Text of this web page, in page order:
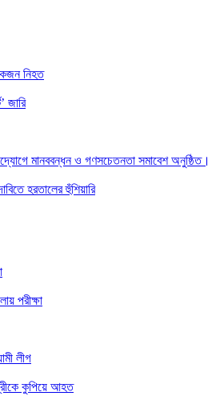
নিহত
জারি
মানববন্ধন ও গণসচেতনতা সমাবেশ অনুষ্ঠিত।
হরতালের হুঁশিয়ারি
পরীক্ষা
লীগ
কুপিয়ে আহত